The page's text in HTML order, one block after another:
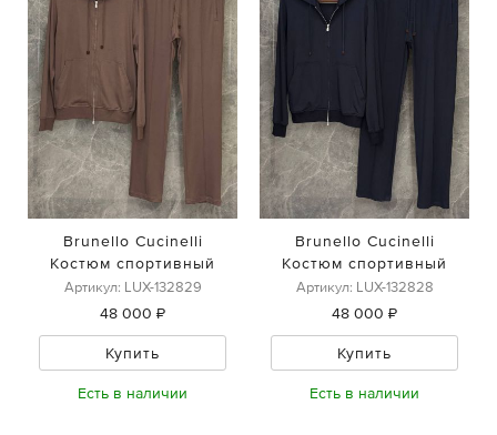
Brunello Cucinelli
Костюм спортивный
Артикул: LUX-132829
48 000 ₽
Купить
Есть в наличии
Brunello Cucinelli
Костюм спортивный
Артикул: LUX-132828
48 000 ₽
Купить
Есть в наличии